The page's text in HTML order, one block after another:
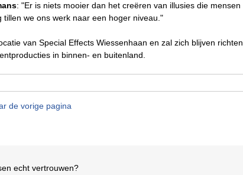
: "Er is niets mooier dan het creëren van illusies die mensen
we ons werk naar een hoger niveau."
van Special Effects Wiessenhaan en zal zich blijven richten
in binnen- en buitenland.
de vorige pagina
echt vertrouwen?